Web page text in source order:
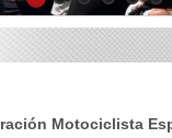
1 2 3 4 5 6
Motociclista